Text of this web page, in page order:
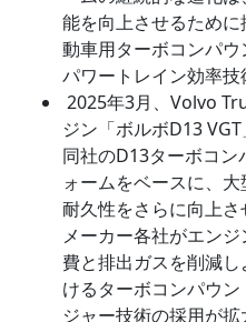
能を向上させるため
動車用ターボコンパ
パワートレイン効率技
2025年3月、Volvo
ジン「ボルボD13
同社のD13ターボコン
ォームをベースに、
耐久性をさらに向上さ
メーカー各社がエン
費と排出ガスを削減
けるターボコンパウ
ジャー技術の採用が